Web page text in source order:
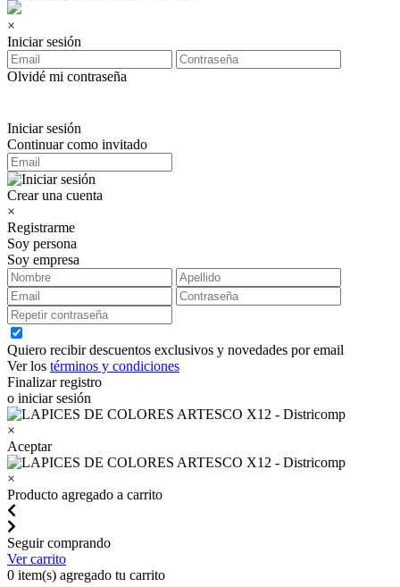
×
Iniciar sesión
Olvidé mi contraseña
Iniciar sesión
Continuar como invitado
Crear una cuenta
×
Registrarme
Soy persona
Soy empresa
Quiero recibir descuentos exclusivos y novedades por email
Ver los términos y condiciones
Finalizar registro
o iniciar sesión
×
Aceptar
×
Producto agregado a carrito
Seguir comprando
Ver carrito
0 item(s) agregado tu carrito